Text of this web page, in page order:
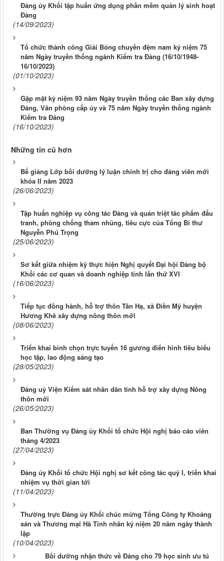
Đảng ủy Khối tập huấn ứng dụng phần mềm quản lý sinh hoạt
Đảng
(14/09/2023)
Tổ chức thành công Giải Bóng chuyền đệm nam kỷ niệm 75
năm Ngày truyền thống ngành Kiểm tra Đảng (16/10/1948-
16/10/2023)
(01/10/2023)
Gặp mặt kỷ niệm 93 năm Ngày truyền thống các Ban xây dựng
Đảng, Văn phòng cấp ủy và 75 năm Ngày truyền thống ngành
Kiểm tra Đảng
(16/10/2023)
Những tin cũ hơn
Bế giảng Lớp bồi dưỡng lý luận chính trị cho đảng viên mới
khóa II năm 2023
(26/06/2023)
Tập huấn nghiệp vụ công tác Đảng và quán triệt tác phẩm đấu
tranh, phòng chống tham nhũng, tiêu cực của Tổng Bí thư
Nguyễn Phú Trọng
(25/06/2023)
Sơ kết giữa nhiệm kỳ thực hiện Nghị quyết Đại hội Đảng bộ
Khối các cơ quan và doanh nghiệp tỉnh lần thứ XVI
(16/06/2023)
Tiếp tục đồng hành, hỗ trợ thôn Tân Hạ, xã Điền Mỹ huyện
Hương Khê xây dựng nông thôn mới
(08/06/2023)
Triển khai bình chọn trực tuyến 16 gương điển hình tiêu biểu
học tập, lao động sáng tạo
(28/05/2023)
Đảng uỷ Viện Kiểm sát nhân dân tỉnh hỗ trợ xây dựng Nông
thôn mới
(26/05/2023)
Ban Thường vụ Đảng ủy Khối tổ chức Hội nghị báo cáo viên
tháng 4/2023
(27/04/2023)
Đảng ủy Khối tổ chức Hội nghị sơ kết công tác quý I, triển khai
nhiệm vụ thời gian tới
(11/04/2023)
Thường trực Đảng ủy Khối chúc mừng Tổng Công ty Khoáng
sản và Thương mại Hà Tĩnh nhân kỷ niệm 20 năm ngày thành
lập
(10/04/2023)
Bồi dưỡng nhận thức về Đảng cho 79 học sinh ưu tú